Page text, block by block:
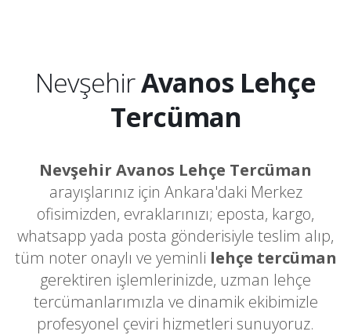
NevşehirAvanos Lehçe
Tercüman
Nevşehir Avanos Lehçe Tercüman
arayışlarınız için Ankara'daki Merkez
ofisimizden, evraklarınızı; eposta, kargo,
whatsapp yada posta gönderisiyle teslim alıp,
tüm noter onaylı ve yeminli lehçe tercüman
gerektiren işlemlerinizde, uzman lehçe
tercümanlarımızla ve dinamik ekibimizle
profesyonel çeviri hizmetleri sunuyoruz.